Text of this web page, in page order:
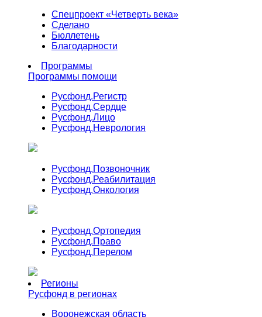
Спецпроект «Четверть века»
Сделано
Бюллетень
Благодарности
Программы
Программы помощи
Русфонд.Регистр
Русфонд.Сердце
Русфонд.Лицо
Русфонд.Неврология
Русфонд.Позвоночник
Русфонд.Реабилитация
Русфонд.Онкология
Русфонд.Ортопедия
Русфонд.Право
Русфонд.Перелом
Регионы
Русфонд в регионах
Воронежская область